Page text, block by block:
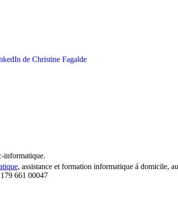
informatique.
, assistance et formation informatique á domicile,
661 00047